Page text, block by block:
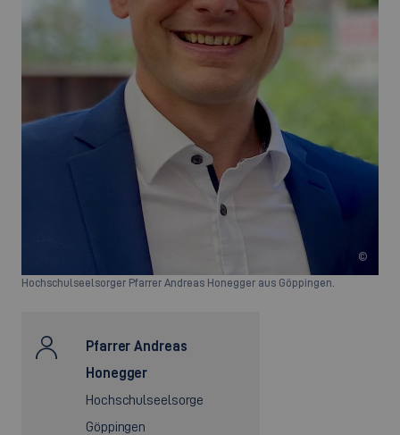
Hochschulseelsorger Pfarrer Andreas Honegger aus Göppingen.
©
Pfarrer Andreas
Honegger
Hochschulseelsorge
Göppingen